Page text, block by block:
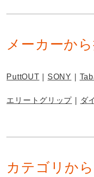
メーカーか
PuttOUT SONY
エリートグリップ ダ
カテゴリか